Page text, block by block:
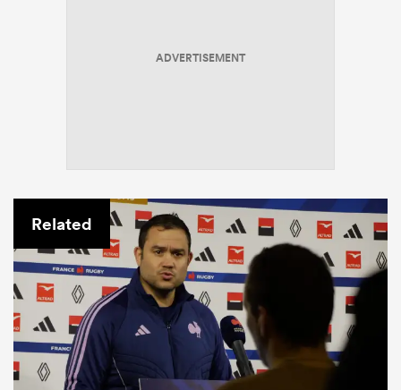
ADVERTISEMENT
Related